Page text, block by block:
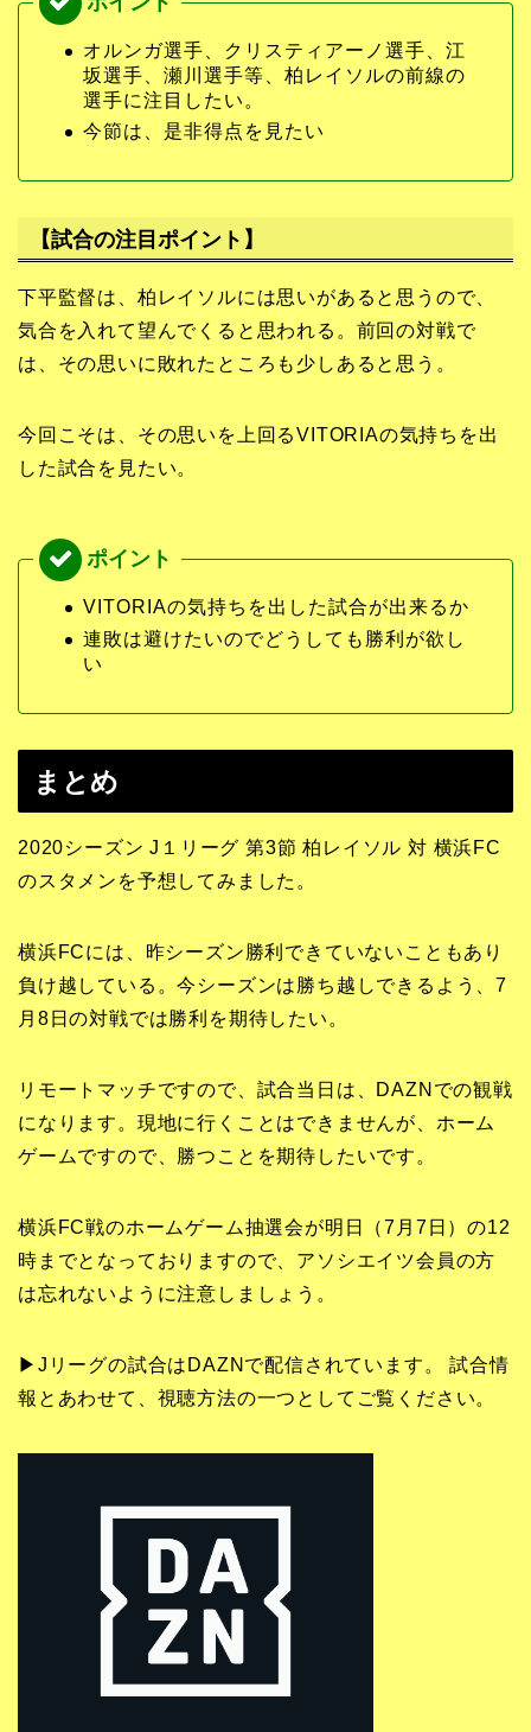
オルンガ選手、クリスティアーノ選手、江
坂選手、瀬川選手等、柏レイソルの前線の
選手に注目したい。
今節は、是非得点を見たい
【試合の注目ポイント】
下平監督は、柏レイソルには思いがあると思うので、
気合を入れて望んでくると思われる。前回の対戦で
は、その思いに敗れたところも少しあると思う。
今回こそは、その思いを上回るVITORIAの気持ちを出
した試合を見たい。
VITORIAの気持ちを出した試合が出来るか
連敗は避けたいのでどうしても勝利が欲し
い
まとめ
2020シーズン J１リーグ 第3節 柏レイソル 対 横浜FC
のスタメンを予想してみました。
横浜FCには、昨シーズン勝利できていないこともあり
負け越している。今シーズンは勝ち越しできるよう、7
月8日の対戦では勝利を期待したい。
リモートマッチですので、試合当日は、DAZNでの観戦
になります。現地に行くことはできませんが、ホーム
ゲームですので、勝つことを期待したいです。
横浜FC戦のホームゲーム抽選会が明日（7月7日）の12
時までとなっておりますので、アソシエイツ会員の方
は忘れないように注意しましょう。
▶Jリーグの試合はDAZNで配信されています。 試合情
報とあわせて、視聴方法の一つとしてご覧ください。